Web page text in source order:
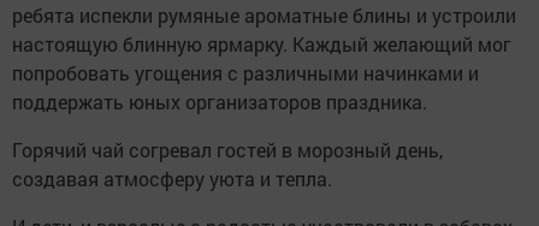
ребята испекли румяные ароматные блины и устроили
настоящую блинную ярмарку. Каждый желающий мог
попробовать угощения с различными начинками и
поддержать юных организаторов праздника.
Горячий чай согревал гостей в морозный день,
создавая атмосферу уюта и тепла.